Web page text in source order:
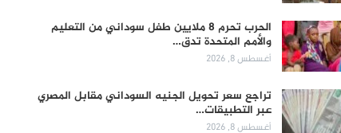
الحرب تحرم 8 ملايين طفل سوداني من التعليم
والأمم المتحدة تدق…
أغسطس 8, 2026
تراجع سعر تحويل الجنيه السوداني مقابل المصري
عبر التطبيقات…
أغسطس 8, 2026